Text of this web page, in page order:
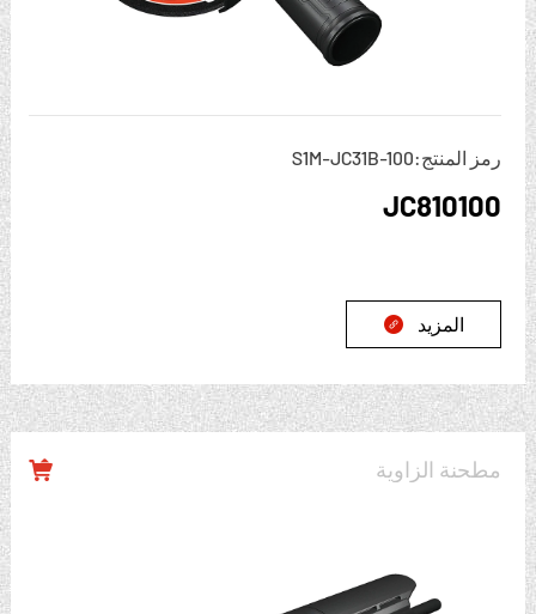
رمز المنتج:S1M-JC31B-100
JC810100
المزيد 
مطحنة الزاوية 